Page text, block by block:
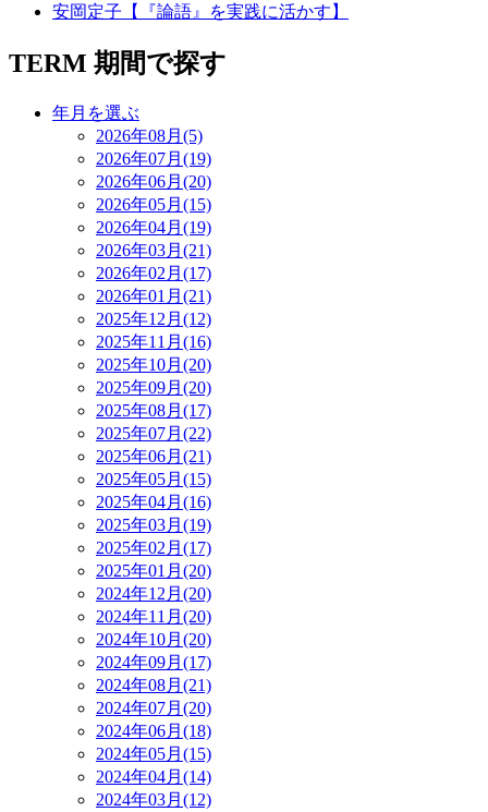
安岡定子【『論語』を実践に活かす】
TERM 期間で探す
年月を選ぶ
2026年08月(5)
2026年07月(19)
2026年06月(20)
2026年05月(15)
2026年04月(19)
2026年03月(21)
2026年02月(17)
2026年01月(21)
2025年12月(12)
2025年11月(16)
2025年10月(20)
2025年09月(20)
2025年08月(17)
2025年07月(22)
2025年06月(21)
2025年05月(15)
2025年04月(16)
2025年03月(19)
2025年02月(17)
2025年01月(20)
2024年12月(20)
2024年11月(20)
2024年10月(20)
2024年09月(17)
2024年08月(21)
2024年07月(20)
2024年06月(18)
2024年05月(15)
2024年04月(14)
2024年03月(12)